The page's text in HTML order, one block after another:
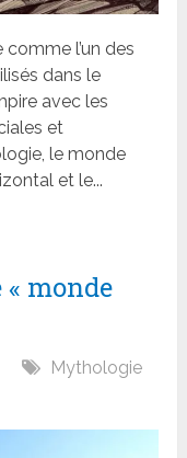
l’un des
dans le
avec les
et
le monde
et le...
monde
Mythologie